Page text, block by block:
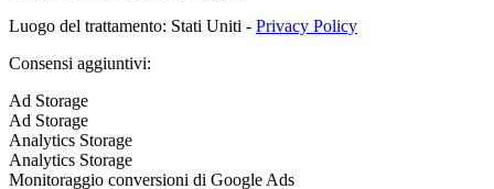
Luogo del trattamento: Stati Uniti - Privacy Policy
Consensi aggiuntivi:
Ad Storage
Ad Storage
Analytics Storage
Analytics Storage
Monitoraggio conversioni di Google Ads